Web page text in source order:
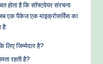
होता है कि सॉफ्टवेयर संरचना
जब एक पैकेज एक माइक्रोसर्विस का
है:
जिम्मेदार है?
रहती है?